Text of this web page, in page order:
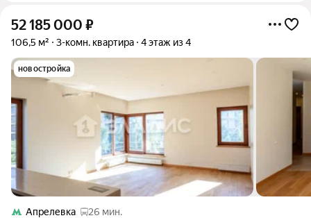
52 185 000 ₽
106,5 м² 3-комн. квартира 4 этаж из 4
новостройка
Апрелевка
26 мин.